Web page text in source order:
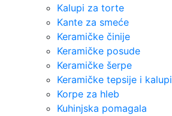
Kalupi za torte
Kante za smeće
Keramičke činije
Keramičke posude
Keramičke šerpe
Keramičke tepsije i kalupi
Korpe za hleb
Kuhinjska pomagala